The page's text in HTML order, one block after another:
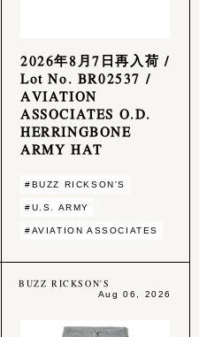
2026年8月7日再入荷 /
Lot No. BR02537 /
AVIATION
ASSOCIATES O.D.
HERRINGBONE
ARMY HAT
#BUZZ RICKSON'S
#U.S. ARMY
#AVIATION ASSOCIATES
BUZZ RICKSON'S
Aug 06, 2026